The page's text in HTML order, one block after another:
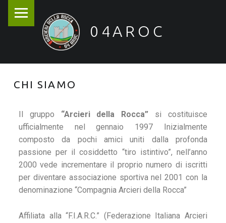
04AROC
CHI SIAMO
Il gruppo “Arcieri della Rocca” si costituisce
ufficialmente nel gennaio 1997 Inizialmente
composto da pochi amici uniti dalla profonda
passione per il cosiddetto “tiro istintivo”, nell’anno
2000 vede incrementare il proprio numero di iscritti
per diventare associazione sportiva nel 2001 con la
denominazione “Compagnia Arcieri della Rocca”
Affiliata alla “F.I.A.R.C.” (Federazione Italiana Arcieri